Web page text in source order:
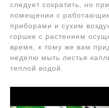
следует сократить, но
помещении с
приборами и сухим
горшке с растением
время, к тому же вам
неделю мыть листья
теплой водой.